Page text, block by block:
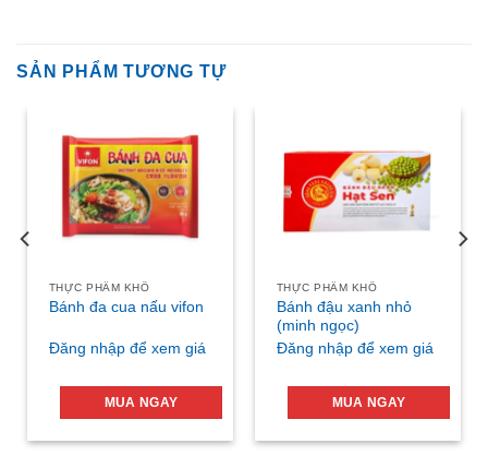
SẢN PHẨM TƯƠNG TỰ
THỰC PHẨM KHÔ
Bánh đa cua nấu vifon
Đăng nhập để xem giá
MUA NGAY
THỰC PHẨM KHÔ
Bánh đậu xanh nhỏ
(minh ngọc)
Đăng nhập để xem giá
MUA NGAY